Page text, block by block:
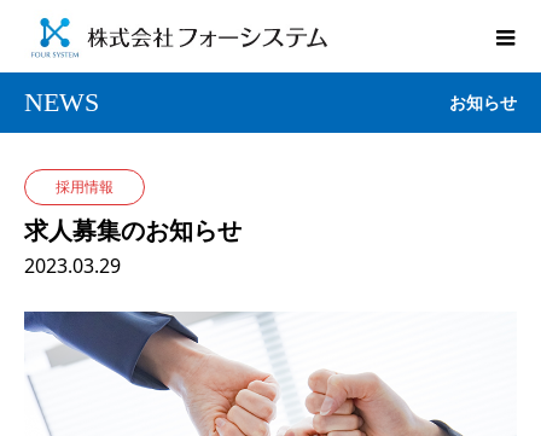
NEWS お知らせ
採用情報
求人募集のお知らせ
2023.03.29